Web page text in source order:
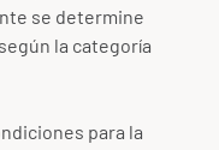
se determine
la categoría
para la